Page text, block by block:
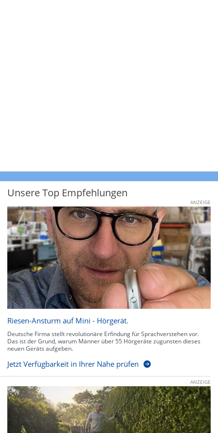
Unsere Top Empfehlungen
ANZEIGE
Riesen-Ansturm auf Mini - Hörgerät.
Deutsche Firma stellt revolutionäre Erfindung für Sprachverstehen vor.
Das ist der Grund, warum Männer über 55 Hörgeräte zugunsten dieses
neuen Geräts aufgeben.
Jetzt Verfügbarkeit in Ihrer Nähe prüfen
ANZEIGE